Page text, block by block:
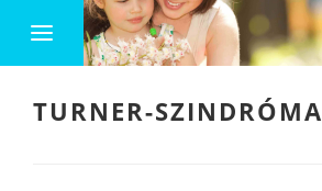
TURNER-SZINDRÓMA